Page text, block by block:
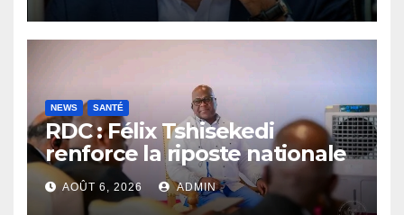
NEWS SANTÉ
RDC : Félix Tshisekedi
renforce la riposte nationale
contre l’épidémie d’Ebola
AOÛT 6, 2026 ADMIN